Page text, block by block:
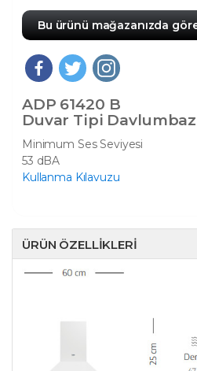
Bu ürünü mağazanızda
ADP 61420 B
Duvar Tipi Davlumbaz
Minimum Ses Seviyesi
53 dBA
Kullanma Kılavuzu
ÜRÜN ÖZELLIKLERI